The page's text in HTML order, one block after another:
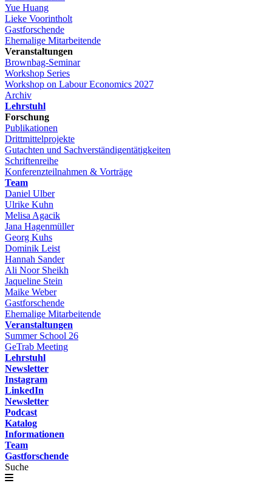
Yue Huang
Lieke Voorintholt
Gastforschende
Ehemalige Mitarbeitende
Veranstaltungen
Brownbag-Seminar
Workshop Series
Workshop on Labour Economics 2027
Archiv
Lehrstuhl
Forschung
Publikationen
Drittmittelprojekte
Gutachten und Sachverständigentätigkeiten
Schriftenreihe
Konferenzteilnahmen & Vorträge
Team
Daniel Ulber
Ulrike Kuhn
Melisa Agacik
Jana Hagenmüller
Georg Kuhs
Dominik Leist
Hannah Sander
Ali Noor Sheikh
Jaqueline Stein
Maike Weber
Gastforschende
Ehemalige Mitarbeitende
Veranstaltungen
Summer School 26
GeTrab Meeting
Lehrstuhl
Newsletter
Instagram
LinkedIn
Newsletter
Podcast
Katalog
Informationen
Team
Gastforschende
Suche